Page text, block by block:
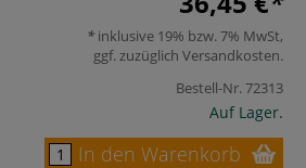
inklusive 19% bzw. 7% MwSt,
ggf. zuzüglich Versandkosten.
Bestell-Nr.72313
Auf Lager.
In den Warenkorb